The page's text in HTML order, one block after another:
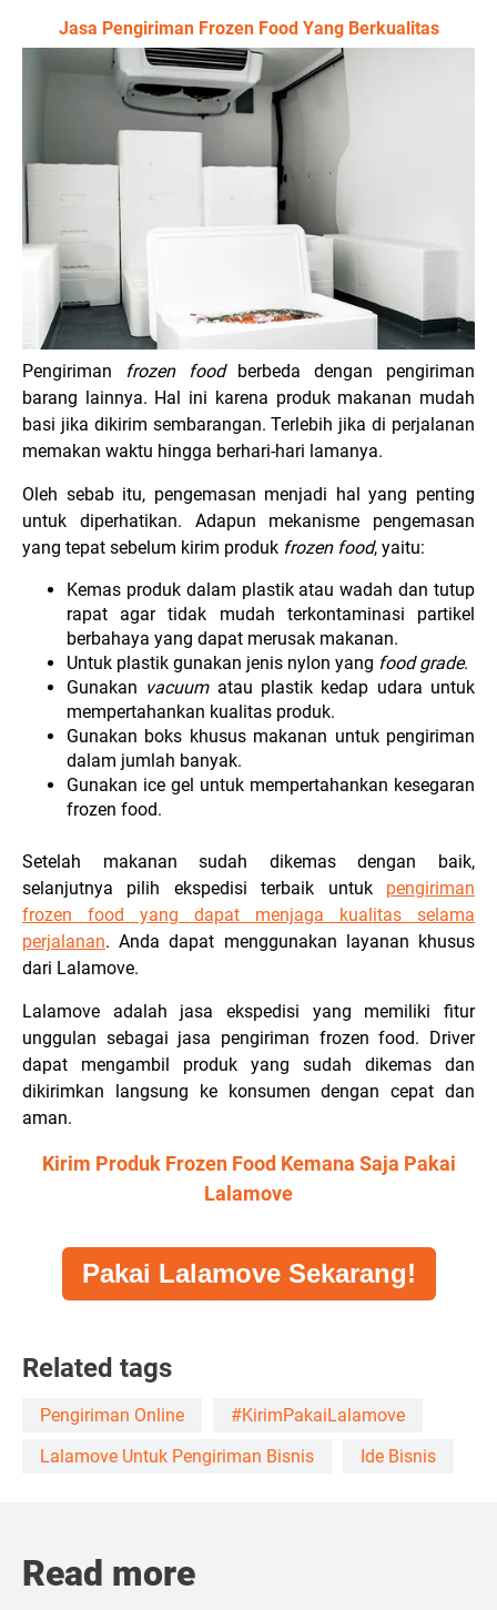
Jasa Pengiriman Frozen Food Yang Berkualitas
Pengiriman frozen food berbeda dengan pengiriman
barang lainnya. Hal ini karena produk makanan mudah
basi jika dikirim sembarangan. Terlebih jika di perjalanan
memakan waktu hingga berhari-hari lamanya.
Oleh sebab itu, pengemasan menjadi hal yang penting
untuk diperhatikan. Adapun mekanisme pengemasan
yang tepat sebelum kirim produk frozen food, yaitu:
Kemas produk dalam plastik atau wadah dan tutup
rapat agar tidak mudah terkontaminasi partikel
berbahaya yang dapat merusak makanan.
Untuk plastik gunakan jenis nylon yang food grade.
Gunakan vacuum atau plastik kedap udara untuk
mempertahankan kualitas produk.
Gunakan boks khusus makanan untuk pengiriman
dalam jumlah banyak.
Gunakan ice gel untuk mempertahankan kesegaran
frozen food.
Setelah makanan sudah dikemas dengan baik,
selanjutnya pilih ekspedisi terbaik untuk pengiriman
frozen food yang dapat menjaga kualitas selama
perjalanan. Anda dapat menggunakan layanan khusus
dari Lalamove.
Lalamove adalah jasa ekspedisi yang memiliki fitur
unggulan sebagai jasa pengiriman frozen food. Driver
dapat mengambil produk yang sudah dikemas dan
dikirimkan langsung ke konsumen dengan cepat dan
aman.
Kirim Produk Frozen Food Kemana Saja Pakai
Lalamove
Pakai Lalamove Sekarang!
Related tags
Pengiriman Online
#KirimPakaiLalamove
Lalamove Untuk Pengiriman Bisnis
Ide Bisnis
Read more